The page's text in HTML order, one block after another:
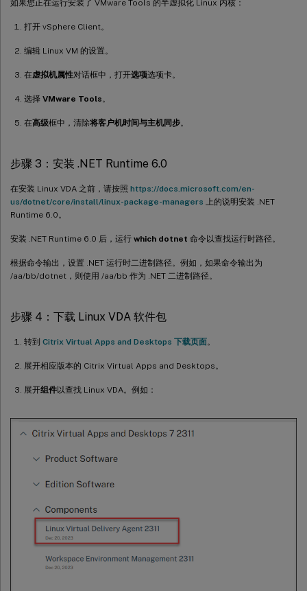
如果您正在运行安装了 VMware Tools 的半虚拟化 Linux 内核：
打开 vSphere Client。
编辑 Linux VM 的设置。
在虚拟机属性对话框中，打开选项选项卡。
选择 VMware Tools 。
在高级框中，清除将客户机时间与主机同步。
步骤 3：安装 .NET Runtime 6.0
在安装 Linux VDA 之前，请按照 https://docs.microsoft.com/en-
us/dotnet/core/install/linux-package-managers 上的说明安装 .NET
Runtime 6.0。
安装 .NET Runtime 6.0 后，运行 which dotnet 命令以查找运行时路径。
根据命令输出，设置 .NET 运行时二进制路径。例如，如果命令输出为
/aa/bb/dotnet，则使用 /aa/bb 作为 .NET 二进制路径。
步骤 4：下载 Linux VDA 软件包
转到 Citrix Virtual Apps and Desktops 下载页面。
展开相应版本的 Citrix Virtual Apps and Desktops。
展开组件以查找 Linux VDA。例如：